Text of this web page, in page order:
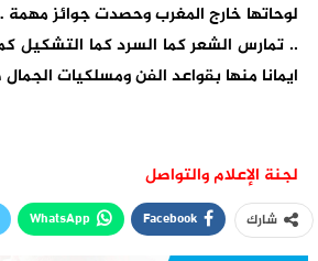
لوحاتها خارج المغرب وحصدت جوائز مهمة …
.. تمارس الشعر كما السرد كما التشكيل
ايمانا منها بقواعد الفن ومسلكيات الجمال
لجنة الإعلام والتواصل
شارك Facebook
WhatsApp